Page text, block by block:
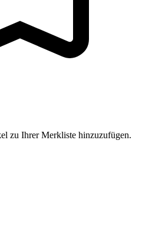
zu Ihrer Merkliste hinzuzufügen.